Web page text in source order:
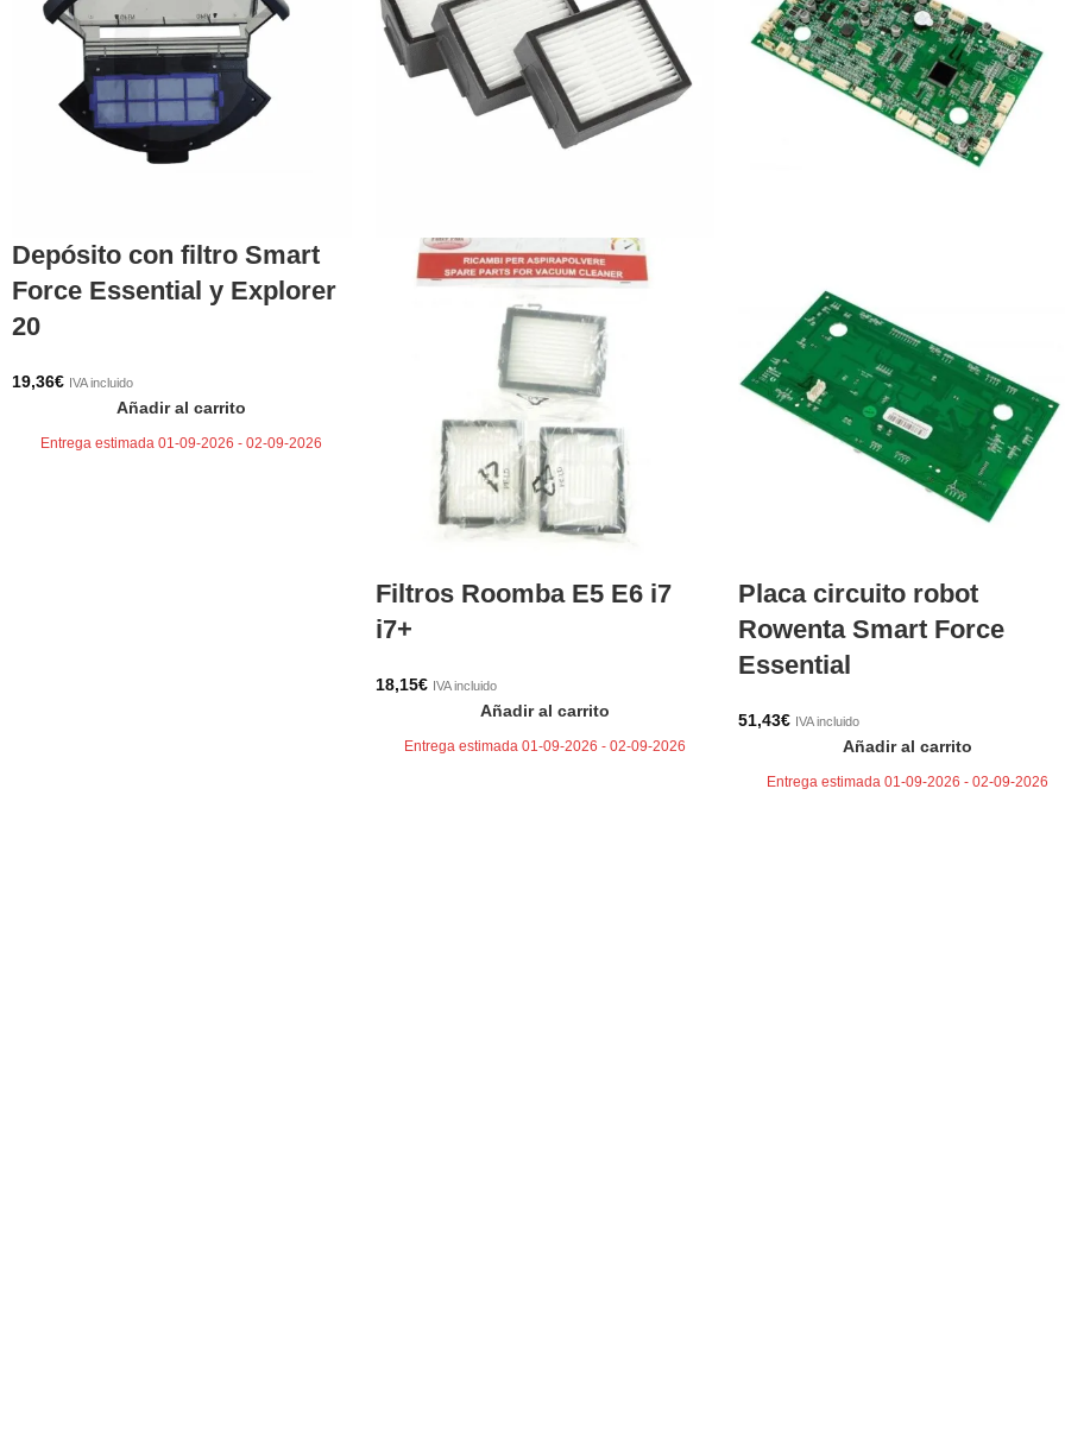
Depósito con filtro Smart
Force Essential y Explorer
20
19,36€ IVA incluido
Añadir al carrito
Entrega estimada 01-09-2026 - 02-09-2026
Filtros Roomba E5 E6 i7
i7+
18,15€ IVA incluido
Añadir al carrito
Entrega estimada 01-09-2026 - 02-09-2026
Placa circuito robot
Rowenta Smart Force
Essential
51,43€ IVA incluido
Añadir al carrito
Entrega estimada 01-09-2026 - 02-09-2026